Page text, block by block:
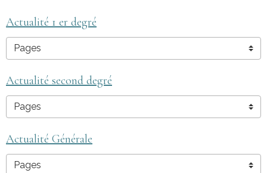
Actualité 1 er degré
Actualité second degré
Actualité Générale